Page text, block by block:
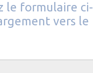
le formulaire ci-
vers le